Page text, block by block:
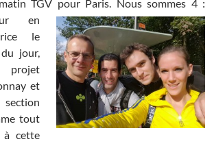
TGV pour Paris. Nous sommes 4 :
en
le
jour,
projet
et
tout
à cette